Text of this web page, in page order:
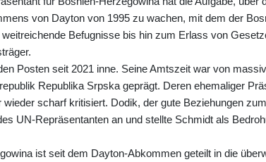
von Dayton von 1995 zu wachen, mit dem der
weitreichende Befugnisse bis hin zum Erlass von
Posten seit 2021 inne. Seine Amtszeit war von
Republika Srpska geprägt. Deren ehemaliger
wieder scharf kritisiert. Dodik, der gute Beziehungen
UN-Repräsentanten an und stellte Schmidt als
ist seit dem Dayton-Abkommen geteilt in die